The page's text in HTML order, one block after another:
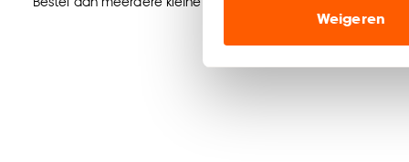
ook buiten de
Klik op ‘Ja, alles
Goed om te weten is
Weigeren